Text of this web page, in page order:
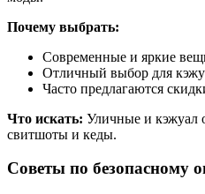
Почему выбрать:
Современные и яркие
Отличный выбор для
Часто предлагаются
Что искать: Уличные и кэжуал
свитшоты и кеды.
Советы по безопасному